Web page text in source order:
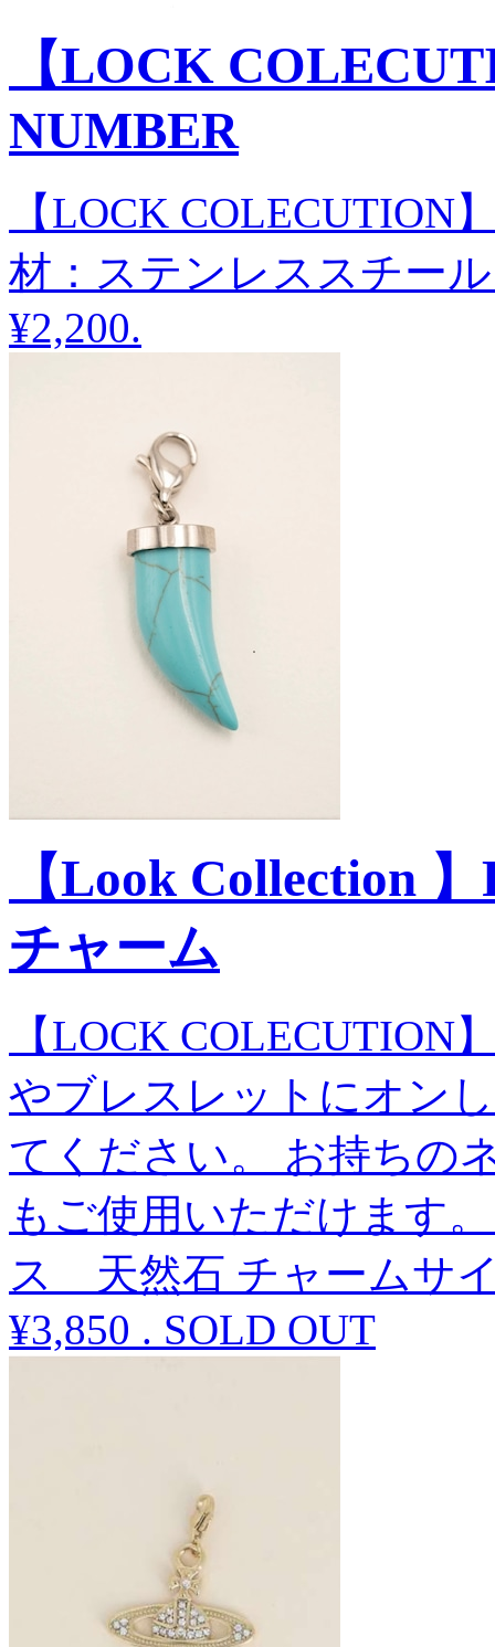
【LOCK
NUMBER
【LOCK
材：ステンレススチー
¥2,200.
【Look Collection
チャーム
【LOCK
やブレスレットにオン
てください。 お持ちの
もご使用いただけます
ス 天然石 チャームサ
¥3,850 . SOLD OUT